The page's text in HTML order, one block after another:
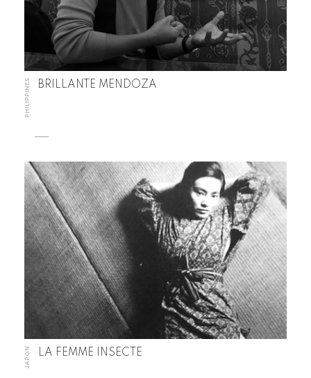
PHILIPPINES BRILLANTE MENDOZA
JAPON LA FEMME INSECTE